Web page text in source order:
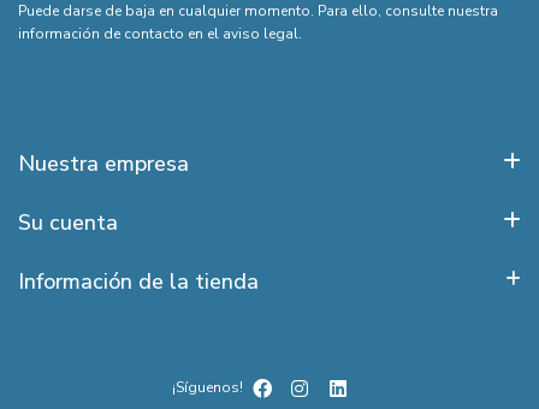
Puede darse de baja en cualquier momento. Para ello, consulte nuestra
información de contacto en el aviso legal.
Nuestra empresa
Su cuenta
Información de la tienda
¡Síguenos!